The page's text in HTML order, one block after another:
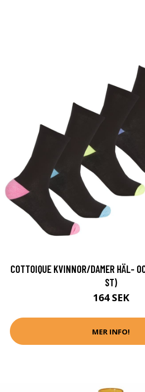
COTTOIQUE KVINNOR/DAMER HÄL-
ST)
164 SEK
MER INFO!